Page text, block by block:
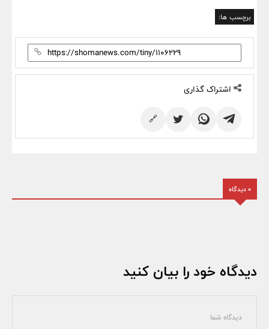
برچسب ها:
اشتراک گذاری
🔗
0 دیدگاه
دیدگاه خود را بیان کنید